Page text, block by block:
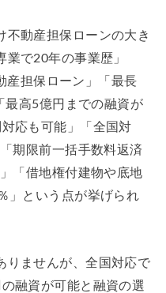
不動産担保ローンの大き
で20年の事業歴」
産担保ローン」「最長
最高5億円までの融資が
応も可能」「全国対
期限前一括手数料返済
「借地権付建物や底地
」という点が挙げられ
りませんが、全国対応で
融資が可能と融資の選